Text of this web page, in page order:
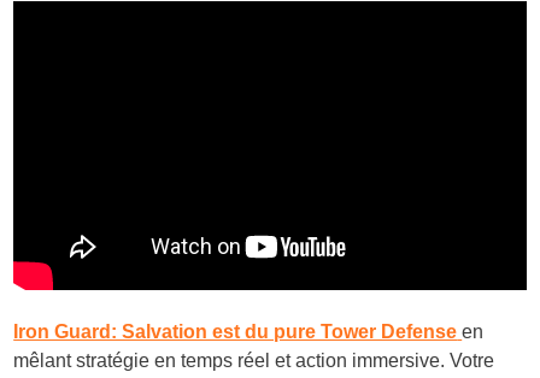
Iron Guard: Salvation est du pure Tower Defense en
mêlant stratégie en temps réel et action immersive. Votre